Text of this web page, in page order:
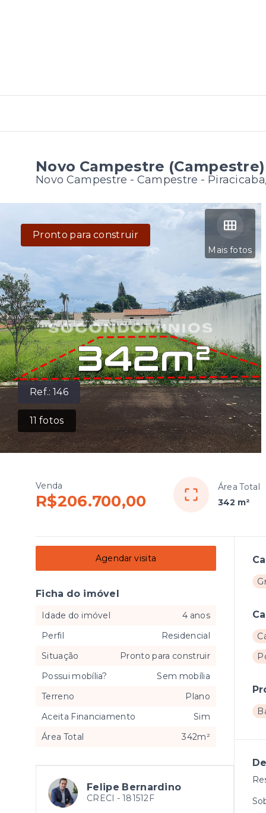
Novo Campestre (Campestre)
Novo Campestre - Campestre -
Ref.:146
11 fotos
Mais fotos
Pronto para construir
Venda
R$206.700,00
Área Total
342 m²
Agendar visita
Ficha do imóvel
Idade do imóvel
4 anos
Perfil
Residencial
Situação
Pronto para construir
Possui mobília?
Sem mobília
Terreno
Plano
Aceita Financiamento
Sim
Área Total
342m²
Felipe Bernardino
CRECI - 181512F